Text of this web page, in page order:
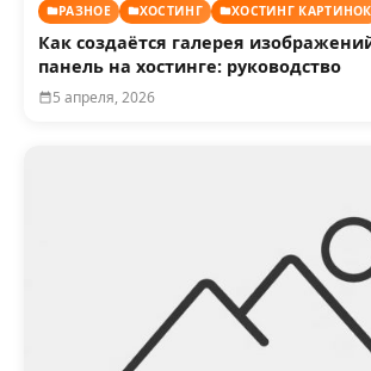
РАЗНОЕ ХОСТИНГ ХОСТИНГ КАРТИНОК
Как создаётся галерея
панель на хостинге: руководство
5 апреля, 2026